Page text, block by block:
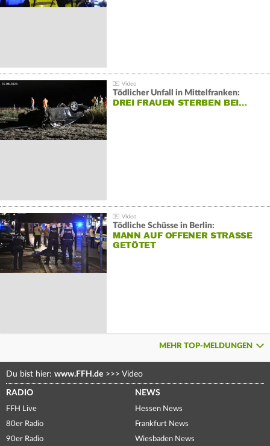
Tödlicher Unfall in Mittelfranken:
DREI FRAUEN STERBEN BEI…
Tödliche Schüsse in Berlin:
MANN AUF OFFENER STRASSE G
ETÖTET
MEHR TOP-MELDUNGEN
Du bist hier: www.FFH.de >>> Video
RADIO
FFH Live
80er Radio
90er Radio
NEWS
Hessen News
Frankfurt News
Wiesbaden News